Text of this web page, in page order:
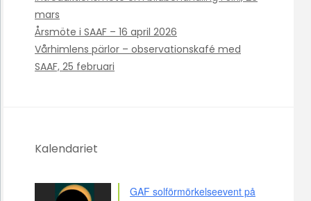
mars
Årsmöte i SAAF – 16 april 2026
Vårhimlens pärlor – observationskafé med
SAAF, 25 februari
Kalendariet
GAF solförmörkelseevent på